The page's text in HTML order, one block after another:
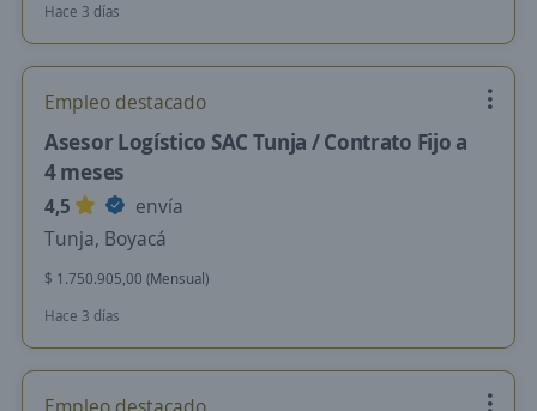
Hace 3 días
Empleo destacado
Asesor Logístico SAC Tunja / Contrato Fijo a
4 meses
4,5
envía
Tunja, Boyacá
$ 1.750.905,00 (Mensual)
Hace 3 días